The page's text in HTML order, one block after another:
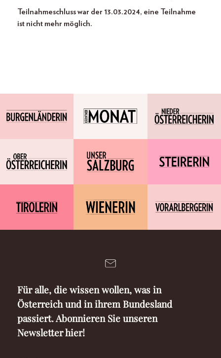
Teilnahmeschluss war der 13.03.2024, eine Teilnahme
ist nicht mehr möglich.
Für alle, die wissen wollen, was in
Österreich und in ihrem Bundesland
passiert. Abonnieren Sie unseren
Newsletter hier!